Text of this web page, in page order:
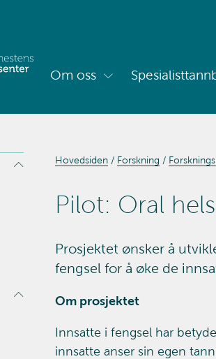
Om oss
Vis
Hovedsiden Forskning
Pilot: Oral
Prosjektet ønsker å
fengsel for å øke de
Om prosjektet
Innsatte i fengsel har
innsatte anser sin egen